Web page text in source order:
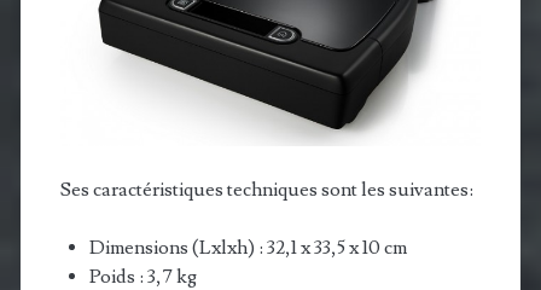
Ses caractéristiques techniques sont les suivantes:
Dimensions (Lxlxh) : 32,1 x 33,5 x 10 cm
Poids : 3,7 kg